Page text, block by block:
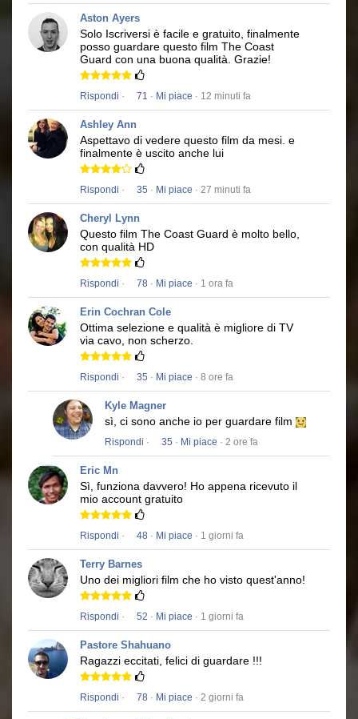
Aston Ayers
Solo Iscriversi è facile e gratuito, finalmente
posso guardare questo film The Coast
Guard con una buona qualità. Grazie!
Rispondi · 71 · Mi piace · 12 minuti fa
Ashley Ann
Aspettavo di vedere questo film da mesi. e
finalmente è uscito anche lui
Rispondi · 35 · Mi piace · 27 minuti fa
Cheryl Lynn
Questo film The Coast Guard è molto bello,
con qualità HD
Rispondi · 78 · Mi piace · 1 ora fa
Erin Cochran Cole
Ottima selezione e qualità è migliore di TV
via cavo, non scherzo.
Rispondi · 35 · Mi piace · 8 ore fa
Kyle Magner
sì, ci sono anche io per guardare film
Rispondi · 35 · Mi piace · 2 ore fa
Eric Mn
Sì, funziona davvero! Ho appena ricevuto il
mio account gratuito
Rispondi · 48 · Mi piace · 1 giorni fa
Terry Barnes
Uno dei migliori film che ho visto quest'anno!
Rispondi · 52 · Mi piace · 1 giorni fa
Pastore Shahuano
Ragazzi eccitati, felici di guardare !!!
Rispondi · 78 · Mi piace · 2 giorni fa